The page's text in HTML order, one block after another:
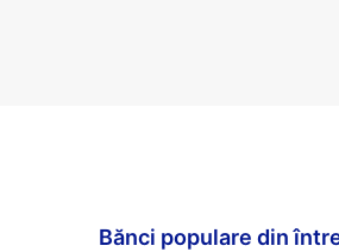
Bănci populare din